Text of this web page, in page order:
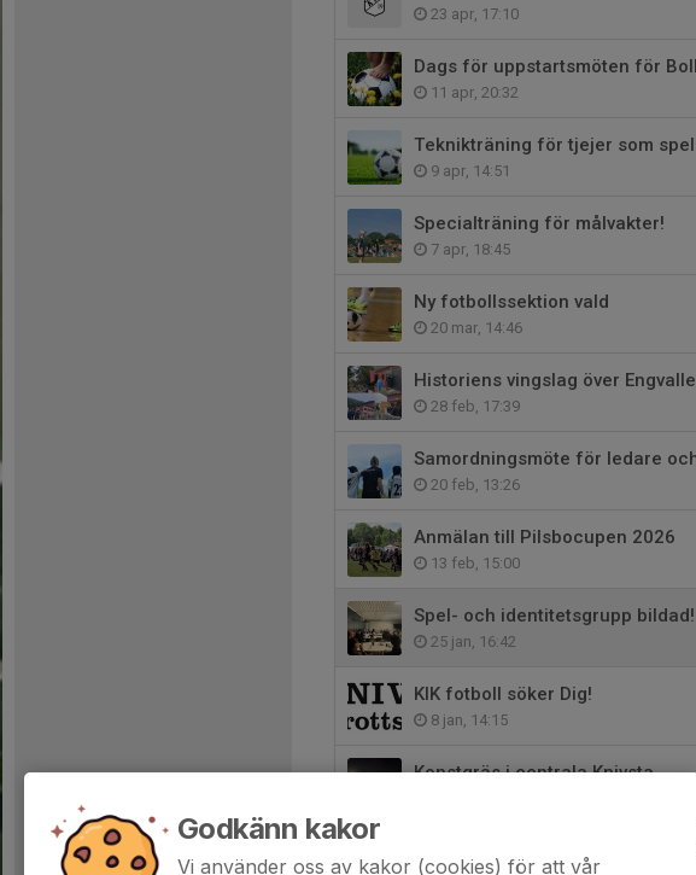
23 apr, 17:10
Dags för uppstartsmöten för
11 apr, 20:32
Teknikträning för tjejer som
9 apr, 14:51
Specialträning för målvakter!
7 apr, 18:45
Ny fotbollssektion vald
20 mar, 14:46
Historiens vingslag över
28 feb, 17:39
Samordningsmöte för ledare
20 feb, 13:26
Anmälan till Pilsbocupen 2026
13 feb, 15:00
Spel- och identitetsgrupp bildad!
25 jan, 16:42
KIK fotboll söker Dig!
8 jan, 14:15
Konstgräs i centrala Knivsta
Flit och gemyt när fotbollsfolket
Godkänn kakor
Vi använder oss av kakor (cookies) för att vår